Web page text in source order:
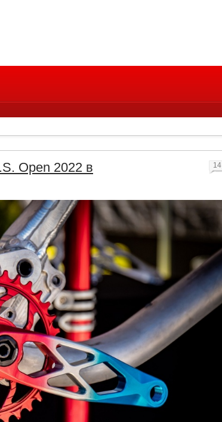
Open 2022 в
14